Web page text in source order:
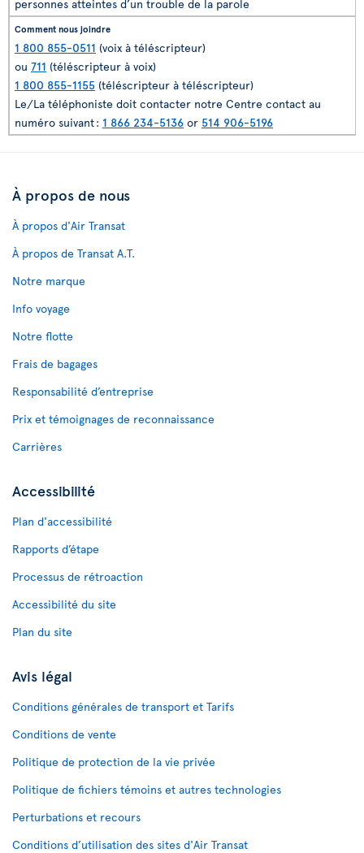
personnes atteintes d’un trouble de la parole
1 800 855-0511 (voix à téléscripteur)
ou 711 (téléscripteur à voix)
1 800 855-1155 (téléscripteur à téléscripteur)
Le/La téléphoniste doit contacter notre Centre contact au
numéro suivant : 1 866 234-5136 or 514 906-5196
À propos de nous
À propos d'Air Transat
À propos de Transat A.T.
Notre marque
Info voyage
Notre flotte
Frais de bagages
Responsabilité d’entreprise
Prix et témoignages de reconnaissance
Carrières
Accessibilité
Plan d'accessibilité
Rapports d’étape
Processus de rétroaction
Accessibilité du site
Plan du site
Avis légal
Conditions générales de transport et Tarifs
Conditions de vente
Politique de protection de la vie privée
Politique de fichiers témoins et autres technologies
Perturbations et recours
Conditions d’utilisation des sites d'Air Transat